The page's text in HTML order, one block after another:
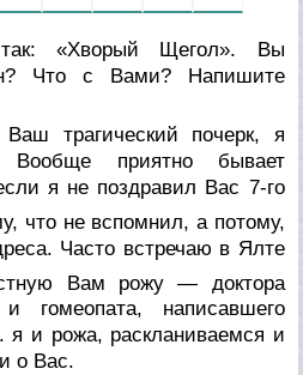
«Хворый Щегол». Вы
Что с Вами? Напишите
трагический почерк, я
Вообще приятно бывает
я не поздравил Вас 7-го
что не вспомнил, а потому,
Часто встречаю в Ялте
Вам рожу — доктора
гомеопата, написавшего
и рожа, раскланиваемся и
о Вас.